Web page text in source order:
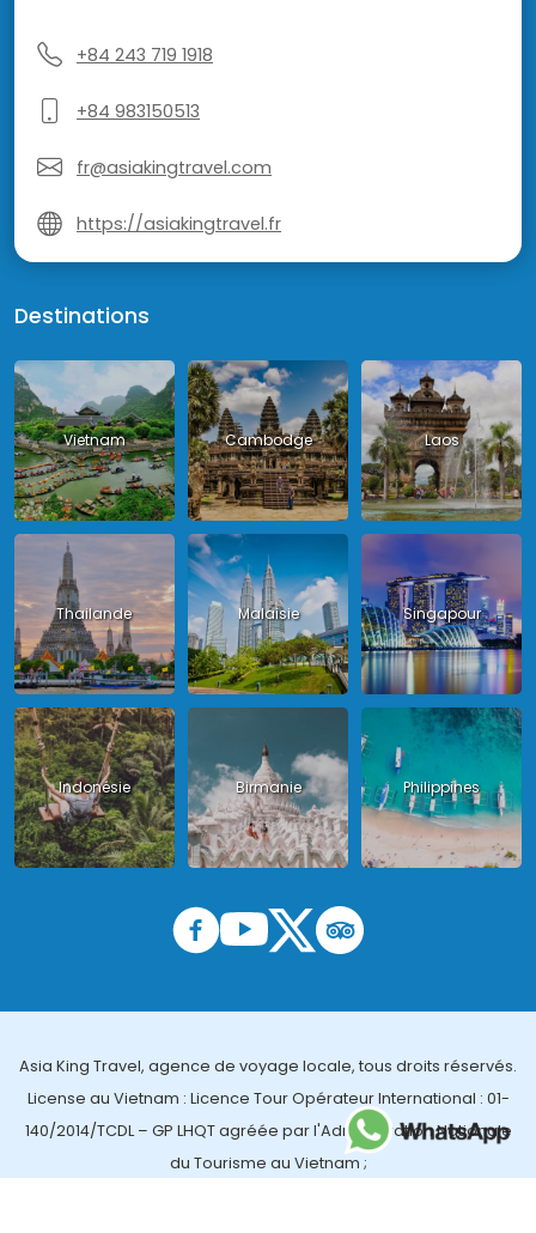
+84 243 719 1918
+84 983150513
fr@asiakingtravel.com
https://asiakingtravel.fr
Destinations
Vietnam Cambodge Laos
Thailande Malaisie Singapour
Indonésie Birmanie Philippines
Asia King Travel, agence de voyage locale, tous droits réservés.
License au Vietnam : Licence Tour Opérateur International : 01-
140/2014/TCDL – GP LHQT agréée par l'Administration Nationale
du Tourisme au Vietnam ;